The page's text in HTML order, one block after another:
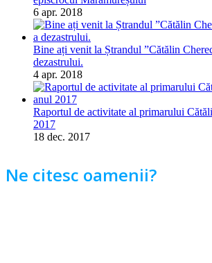
6 apr. 2018
Bine ați venit la Ștrandul ”Cătălin
dezastrului.
4 apr. 2018
Raportul de activitate al primarului
2017
18 dec. 2017
Ne citesc oamenii?